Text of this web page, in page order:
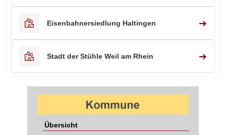
Eisenbahnersiedlung Haltingen ➔
Stadt der Stühle Weil am Rhein ➔
Übersicht